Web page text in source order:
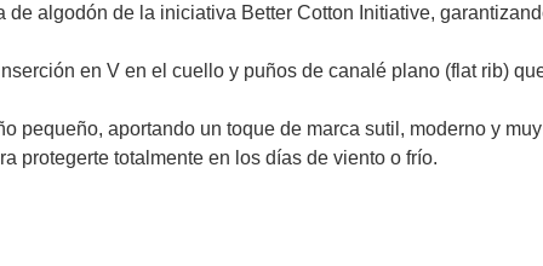
algodón de la iniciativa Better Cotton Initiative,
en V en el cuello y puños de canalé plano (flat rib)
pequeño, aportando un toque de marca sutil, moderno y
protegerte totalmente en los días de viento o frío.